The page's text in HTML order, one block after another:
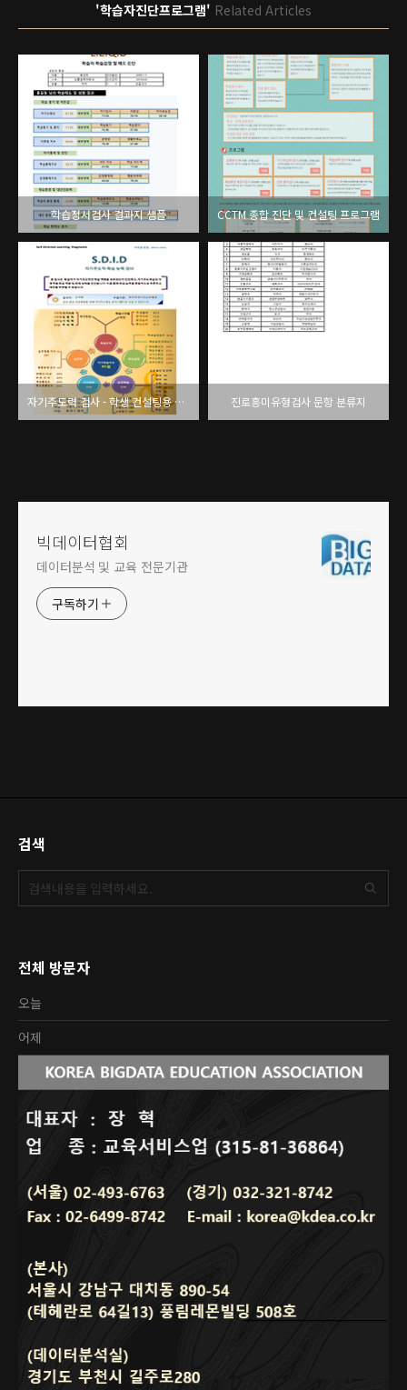
'학습자진단프로그램' Related Articles
학습정서검사 결과지 샘플 CCTM 종합 진단 및 컨설팅 프로그램
자기주도력 검사 - 학생 컨설팅용 결과리포트 진로흥미유형검사 문항 분류지
빅데이터협회
데이터분석 및 교육 전문기관
구독하기
검색
전체 방문자
오늘
어제